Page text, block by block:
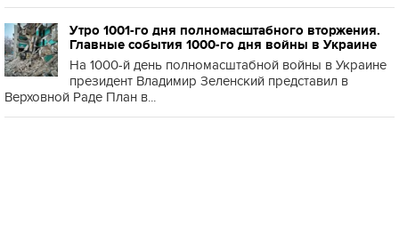
Утро 1001-го дня полномасштабного вторжения.
Главные события 1000-го дня войны в Украине
На 1000-й день полномасштабной войны в Украине
президент Владимир Зеленский представил в
Верховной Раде План в...